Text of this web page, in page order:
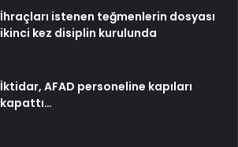
İhraçları istenen teğmenlerin dosyası
ikinci kez disiplin kurulunda
İktidar, AFAD personeline kapıları
kapattı…